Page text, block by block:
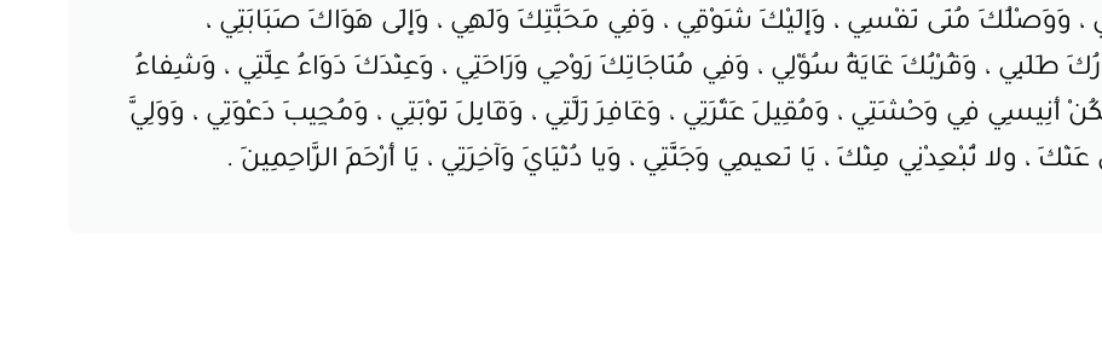
وَوَصْلُكَ مُنَى نَفْسِي ، وَإِلَيْكَ شَوْقِي ، وَفِي مَحَبَّتِكَ وَلَهِي ، وَإِلَى هَوَاكَ صَبَابَتِي ،
طَلَبِي ، وَقُرْبُكَ غَايَةُ سُؤْلِي ، وَفِي مُنَاجَاتِكَ رَوْحِي وَرَاحَتِي ، وَعِنْدَكَ دَوَاءُ عِلَّتِي ، وَشِفاءُ
أَنِيسِي فِي وَحْشَتِي ، وَمُقِيلَ عَثْرَتِي ، وَغَافِرَ زَلَّتِي ، وَقَابِلَ تَوْبَتِي ، وَمُجِيبَ دَعْوَتِي ، وَوَلِيَّ
ولا تُبْعِدْنِي مِنْكَ ، يَا نَعيمِي وَجَنَّتِي ، وَيا دُنْيَايَ وَآخِرَتِي ، يَا أَرْحَمَ الرَّاحِمِينَ .